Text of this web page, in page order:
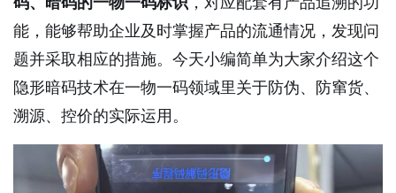
能，能够帮助企业及时掌握产品的流通情况，发现问
题并采取相应的措施。今天小编简单为大家介绍这个
隐形暗码技术在一物一码领域里关于防伪、防窜货、
溯源、控价的实际运用。